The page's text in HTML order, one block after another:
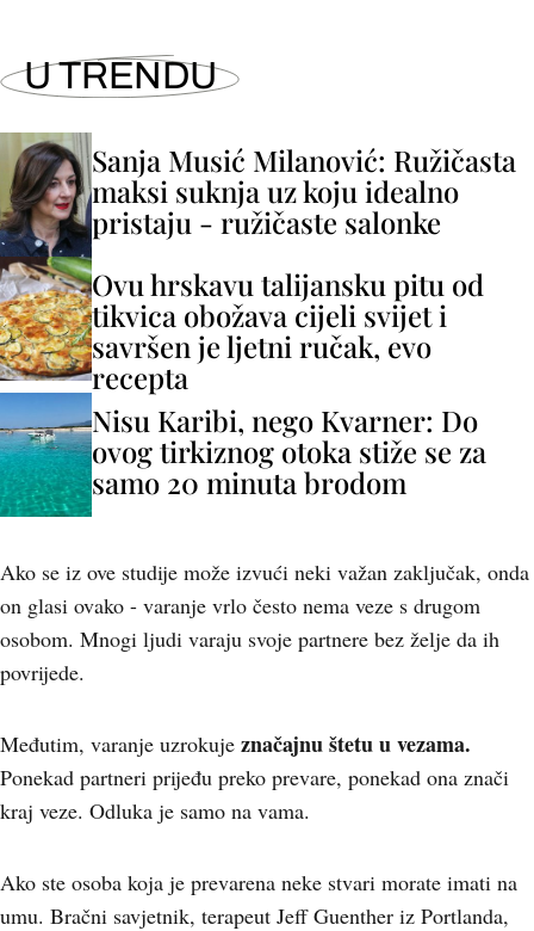
U TRENDU
Sanja Musić Milanović: Ružičasta
maksi suknja uz koju idealno
pristaju - ružičaste salonke
Ovu hrskavu talijansku pitu od
tikvica obožava cijeli svijet i
savršen je ljetni ručak, evo
recepta
Nisu Karibi, nego Kvarner: Do
ovog tirkiznog otoka stiže se za
samo 20 minuta brodom
Ako se iz ove studije može izvući neki važan zaključak, onda
on glasi ovako - varanje vrlo često nema veze s drugom
osobom. Mnogi ljudi varaju svoje partnere bez želje da ih
povrijede.
Međutim, varanje uzrokuje značajnu štetu u vezama.
Ponekad partneri prijeđu preko prevare, ponekad ona znači
kraj veze. Odluka je samo na vama.
Ako ste osoba koja je prevarena neke stvari morate imati na
umu. Bračni savjetnik, terapeut Jeff Guenther iz Portlanda,